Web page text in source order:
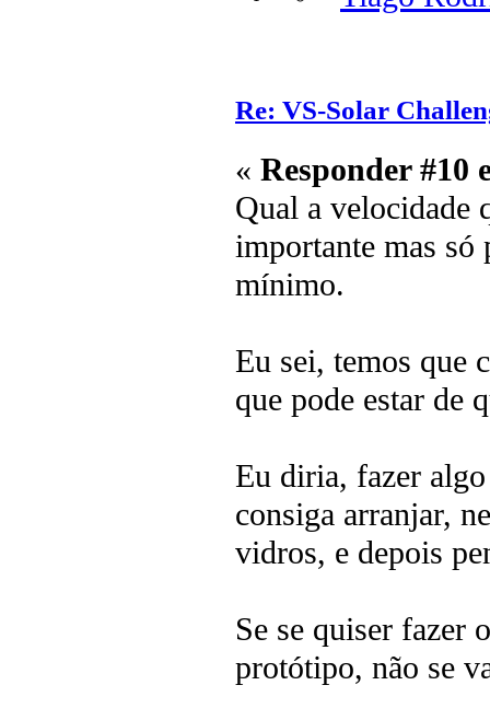
Re: VS-Solar
« Responder #10
Qual a velocidade
importante mas só
mínimo.
Eu sei, temos que
que pode estar de
Eu diria, fazer algo
consiga arranjar,
vidros, e depois
Se se quiser fazer
protótipo, não se